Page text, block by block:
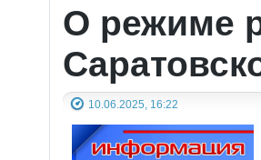
О режиме
10.06.2025, 16:22